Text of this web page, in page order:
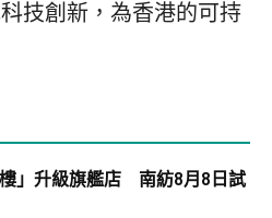
技創新，為香港的可持
」升級旗艦店 南紡8月8日試